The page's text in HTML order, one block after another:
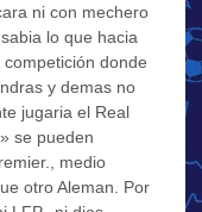
ni con mechero
lo que hacia
donde
y demas no
jugaria el Real
se pueden
medio
otro Aleman. Por